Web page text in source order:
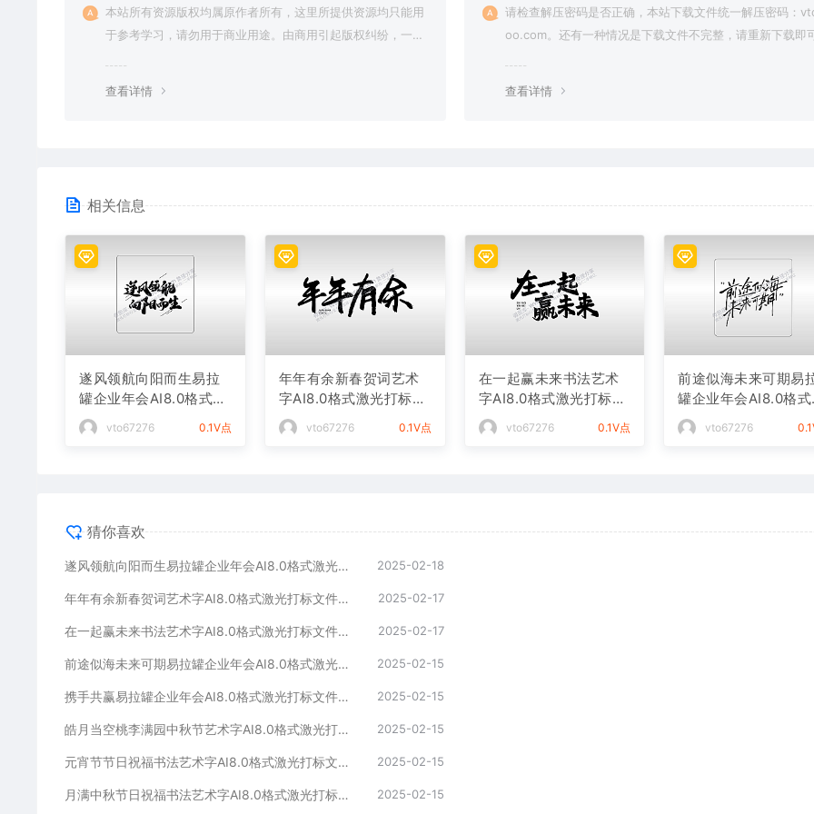
本站所有资源版权均属原作者所有，这里所提供资源均只能用
于参考学习，请勿用于商业用途。由商用引起版权纠纷，一切
查看详情
请检查解压密码是否正确，本站下载文件统一解压密码：
oo.com。还有一种情况是下载文件不完整，请重新下载即可
查看详情
相关信息
遂风领航向阳而生易拉
罐企业年会AI8.0格式激
光打标文件通用矢量图
vto67276 0.1V点
年年有余新春贺词艺术
字AI8.0格式激光打标文
件通用矢量图
vto67276 0.1V点
在一起赢未来书法艺术
字AI8.0格式激光打标文
件通用矢量图
vto67276 0.1V点
前途似海未来可期易
罐企业年会AI8.0格式
光打标文件通用矢量图
vto67276
猜你喜欢
遂风领航向阳而生易拉罐企业年会AI8.0格式激光打标文件通用矢量图 2025-02-18
年年有余新春贺词艺术字AI8.0格式激光打标文件通用矢量图 2025-02-17
在一起赢未来书法艺术字AI8.0格式激光打标文件通用矢量图 2025-02-17
前途似海未来可期易拉罐企业年会AI8.0格式激光打标文件通用矢量图 2025-02-15
携手共赢易拉罐企业年会AI8.0格式激光打标文件通用矢量图 2025-02-15
皓月当空桃李满园中秋节艺术字AI8.0格式激光打标文件通用矢量图 2025-02-15
元宵节节日祝福书法艺术字AI8.0格式激光打标文件通用矢量图 2025-02-15
月满中秋节日祝福书法艺术字AI8.0格式激光打标文件通用矢量图 2025-02-15